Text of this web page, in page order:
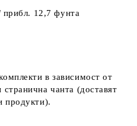
прибл. 12,7 фунта
в зависимост от
чанта (доставят
продукти).